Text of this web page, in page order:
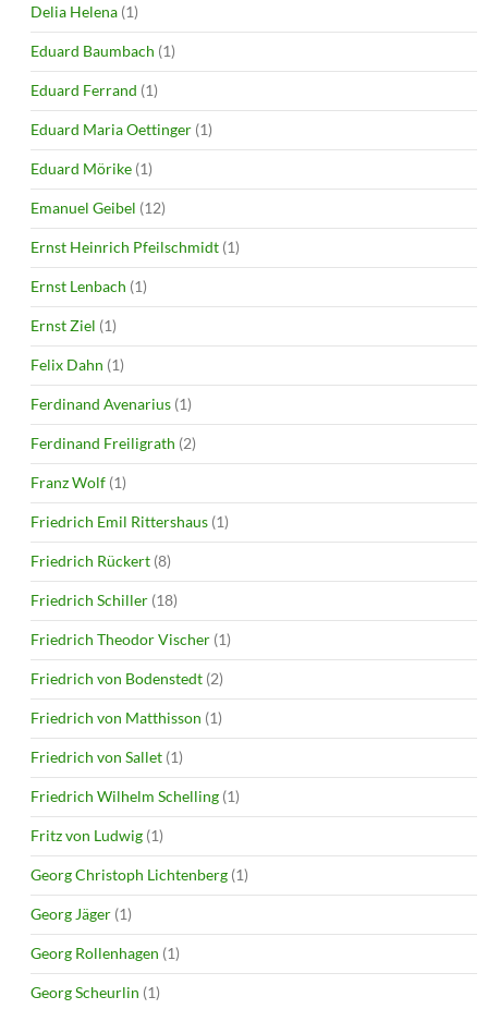
Delia Helena (1)
Eduard Baumbach (1)
Eduard Ferrand (1)
Eduard Maria Oettinger (1)
Eduard Mörike (1)
Emanuel Geibel (12)
Ernst Heinrich Pfeilschmidt (1)
Ernst Lenbach (1)
Ernst Ziel (1)
Felix Dahn (1)
Ferdinand Avenarius (1)
Ferdinand Freiligrath (2)
Franz Wolf (1)
Friedrich Emil Rittershaus (1)
Friedrich Rückert (8)
Friedrich Schiller (18)
Friedrich Theodor Vischer (1)
Friedrich von Bodenstedt (2)
Friedrich von Matthisson (1)
Friedrich von Sallet (1)
Friedrich Wilhelm Schelling (1)
Fritz von Ludwig (1)
Georg Christoph Lichtenberg (1)
Georg Jäger (1)
Georg Rollenhagen (1)
Georg Scheurlin (1)